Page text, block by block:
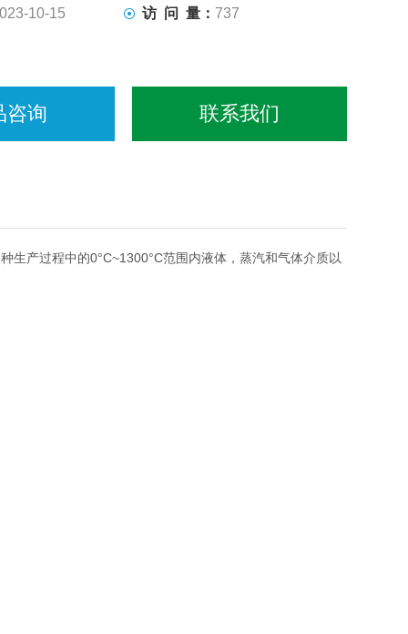
10-15 访 问 量： 737
咨询 联系我们
生产过程中的0°C~1300°C范围内液体，蒸汽和气体介质以